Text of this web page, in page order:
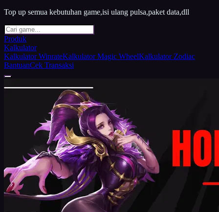
Top up semua kebutuhan game,isi ulang pulsa,paket data,dll
Produk
Kalkulator
Kalkulator WinrateKalkulator Magic WheelKalkulator Zodiac
BantuanCek Transaksi